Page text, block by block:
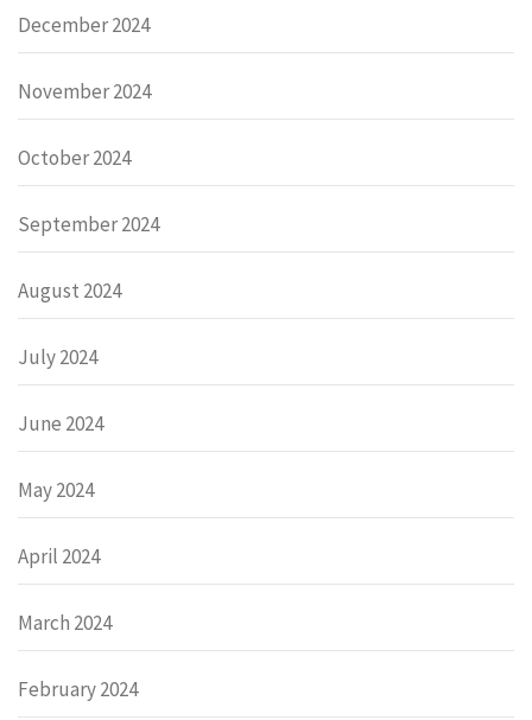
December 2024
November 2024
October 2024
September 2024
August 2024
July 2024
June 2024
May 2024
April 2024
March 2024
February 2024